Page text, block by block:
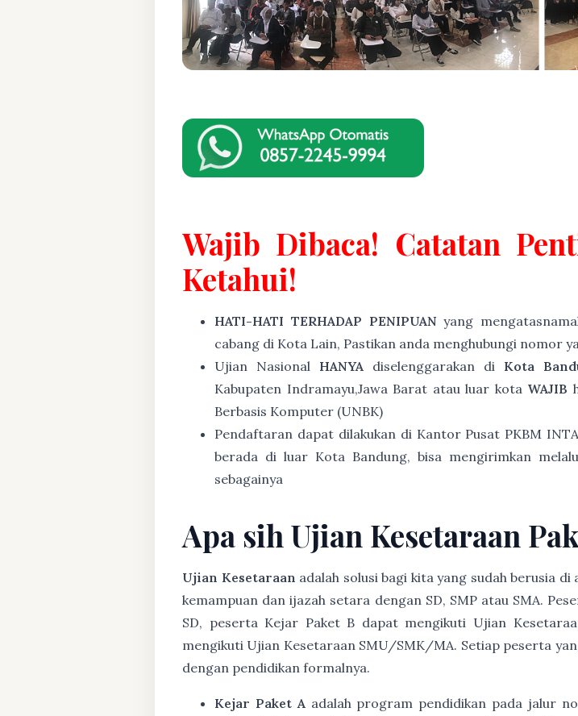
Wajib Dibaca! Catatan
Ketahui!
HATI-HATI TERHADAP PENIPUANyang
cabang di Kota Lain, Pastikan anda menghubungi nomor
Ujian Nasional HANYA diselenggarakan di Kota
Kabupaten Indramayu,Jawa Barat atau luar kota WAJIB
Berbasis Komputer (UNBK)
Pendaftaran dapat dilakukan di Kantor Pusat PKBM
berada di luar Kota Bandung, bisa mengirimkan
sebagainya
Apa sih Ujian Kesetaraan
Ujian Kesetaraan adalah solusi bagi kita yang sudah berusia
kemampuan dan ijazah setara dengan SD, SMP atau SMA.
SD, peserta Kejar Paket B dapat mengikuti Ujian
mengikuti Ujian Kesetaraan SMU/SMK/MA. Setiap peserta
dengan pendidikan formalnya.
Kejar Paket A adalah program pendidikan pada jalur